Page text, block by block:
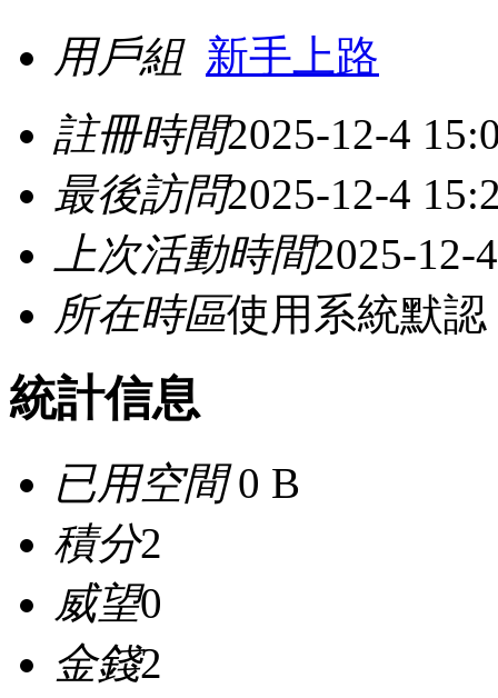
用戶組 新手上路
註冊時間2025-12-4
最後訪問2025-12-4
上次活動時間2025-12-
所在時區使用系統默認
統計信息
已用空間0 B
積分2
威望0
金錢2